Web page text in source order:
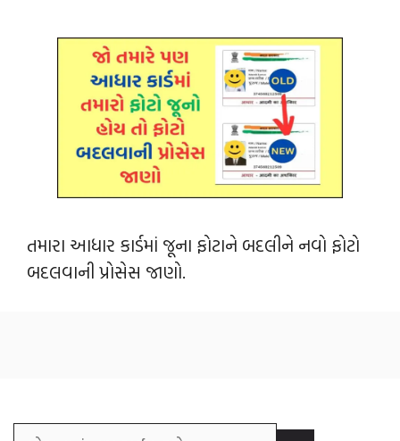
તમારા આધાર કાર્ડમાં જૂના ફોટાને બદલીને નવો ફોટો
બદલવાની પ્રોસેસ જાણો.